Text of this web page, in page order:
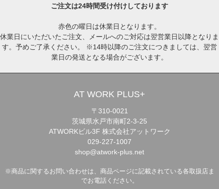
ご注文は24時間受け付けしております
赤色の曜日は休業日となります。
休業日にいただいたご注文、メールへのご対応は翌営業日以降となりま
す。予めご了承ください。 ※14時以降のご注文につきましては、翌営
業日の発送となる場合がございます。
AT WORK PLUS+
〒310-0021
茨城県水戸市南町2-3-25
ATWORKビル3F 株式会社アットワーク
029-227-1007
shop@atwork-plus.net
※商品に関するお問い合わせは、商品ページに記載されている各取扱店ま
でお電話ください。